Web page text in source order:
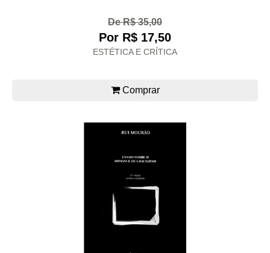
De R$ 35,00
Por R$ 17,50
ESTÉTICA E CRÍTICA
Comprar